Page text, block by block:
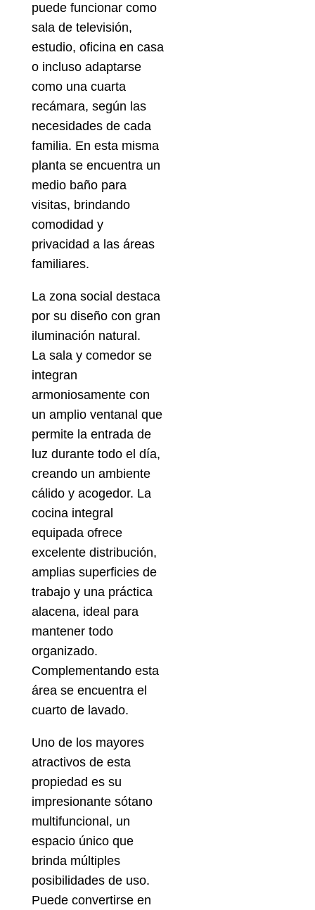
puede funcionar como
sala de televisión,
estudio, oficina en casa
o incluso adaptarse
como una cuarta
recámara, según las
necesidades de cada
familia. En esta misma
planta se encuentra un
medio baño para
visitas, brindando
comodidad y
privacidad a las áreas
familiares.
La zona social destaca
por su diseño con gran
iluminación natural.
La sala y comedor se
integran
armoniosamente con
un amplio ventanal que
permite la entrada de
luz durante todo el día,
creando un ambiente
cálido y acogedor. La
cocina integral
equipada ofrece
excelente distribución,
amplias superficies de
trabajo y una práctica
alacena, ideal para
mantener todo
organizado.
Complementando esta
área se encuentra el
cuarto de lavado.
Uno de los mayores
atractivos de esta
propiedad es su
impresionante sótano
multifuncional, un
espacio único que
brinda múltiples
posibilidades de uso.
Puede convertirse en